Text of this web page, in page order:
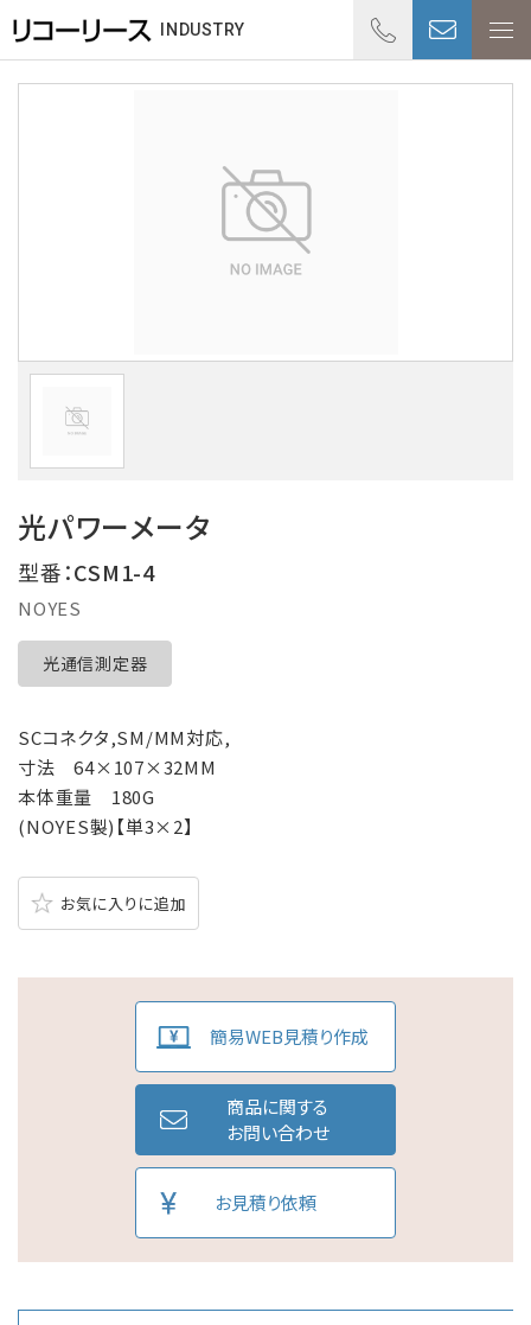
INDUSTRY
受付
光パワーメータ
型番：CSM1-4
NOYES
光通信測定器
SCコネクタ,SM/MM対応,
寸法 64×107×32MM
本体重量 180G
(NOYES製)【単3×2】
お気に入りに追加
簡易WEB見積り作成
商品に関する
お問い合わせ
お見積り依頼